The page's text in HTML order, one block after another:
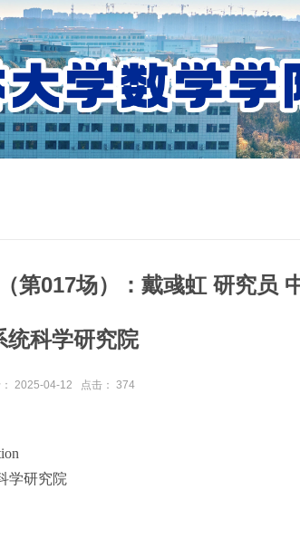
第017场）：戴彧虹 研究员
统科学研究院
2025-04-12 点击： 374
学研究院